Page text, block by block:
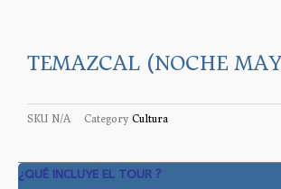
TEMAZCAL (NOCHE
SKU N/A Category Cultura
¿QUÉ INCLUYE EL TOUR ?